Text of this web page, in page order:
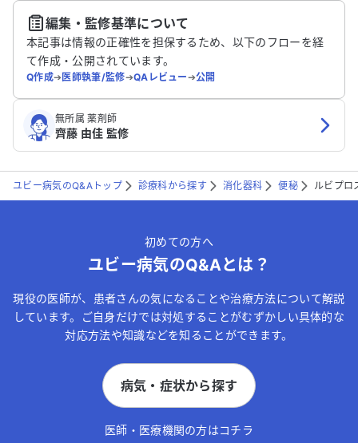
送信する
編集・監修基準について
本記事は情報の正確性を担保するため、以下のフローを経
て作成・公開されています。
Q作成➔医師執筆/監修➔QAレビュー➔公開
無所属 薬剤師
齊藤 由佳 監修
ユビー病気のQ&Aトップ 診療科から探す 消化器科 便秘 ルビプロ
初めての方へ
ユビー病気のQ&Aとは？
現役の医師が、患者さんの気になることや治療方法について解説
しています。ご自身だけでは対処することがむずかしい具体的な
対応方法や知識などを知ることができます。
病気・症状から探す
医師・医療機関の方はコチラ